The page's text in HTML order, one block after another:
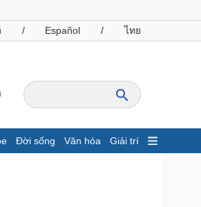
/ Español / ไทย
Đời sống Văn hóa Giải trí